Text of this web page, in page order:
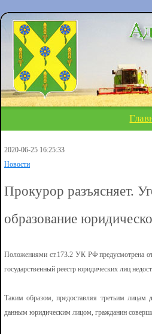
2020-06-25 16:25:33
Новости
Прокурор разъясняет.
образование
Положениями ст.173.2 УК РФ предусмотрена
государственный реестр юридических лиц
Таким образом, предоставляя третьим лицам
данным юридическим лицом, гражданин